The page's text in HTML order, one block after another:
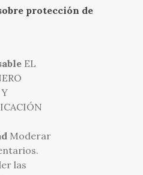
protección de
EL
Moderar
las